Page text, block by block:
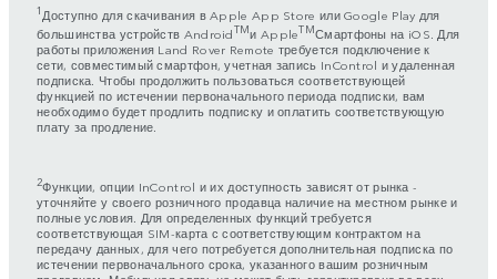
1 Доступно для скачивания в Apple App Store или Google Play для
большинства устройств AndroidTMи AppleTMСмартфоны на iOS. Для
работы приложения Land Rover Remote требуется подключение к
сети, совместимый смартфон, учетная запись InControl и удаленная
подписка. Чтобы продолжить пользоваться соответствующей
функцией по истечении первоначального периода подписки, вам
необходимо будет продлить подписку и оплатить соответствующую
плату за продление.
2Функции, опции InControl и их доступность зависят от рынка -
уточняйте у своего розничного продавца наличие на местном рынке и
полные условия. Для определенных функций требуется
соответствующая SIM-карта с соответствующим контрактом на
передачу данных, для чего потребуется дополнительная подписка по
истечении первоначального срока, указанного вашим розничным